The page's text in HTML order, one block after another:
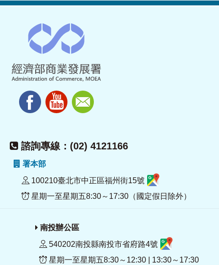
諮詢專線：(02) 4121166
署本部
100210臺北市中正區福州街15號
星期一至星期五8:30～17:30（國定假日除外）
南投辦公區
540202南投縣南投市省府路4號
星期一至星期五8:30～12:30 | 13:30～17:30